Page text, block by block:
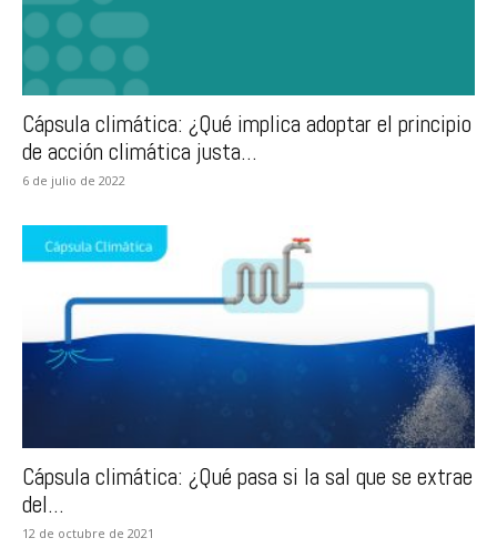
Cápsula climática: ¿Qué implica adoptar el principio
de acción climática justa...
6 de julio de 2022
Cápsula climática: ¿Qué pasa si la sal que se extrae
del...
12 de octubre de 2021